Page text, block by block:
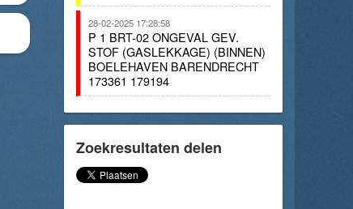
28-02-2025 17:28:58
P 1 BRT-02 ONGEVAL GEV.
STOF (GASLEKKAGE) (BINNEN)
BOELEHAVEN BARENDRECHT
173361 179194
Zoekresultaten delen